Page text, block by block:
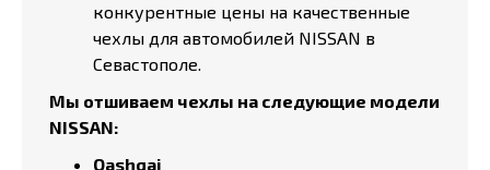
конкурентные цены на качественные
чехлы для автомобилей NISSAN в
Севастополе.
Мы отшиваем чехлы на следующие модели
NISSAN:
Qashqai